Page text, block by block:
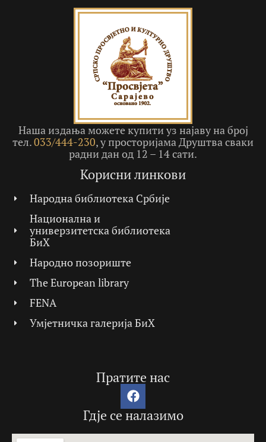
Наша издања можете купити уз најаву на број
тел.033/444-230, у просторијама Друштва сваки
радни дан од 12 – 14 сати.
Корисни линкови
Народна библиотека Србије
Национална и
универзитетска библиотека
БиХ
Народно позориште
The European library
FENA
Умјетничка галерија БиХ
Пратите нас
Гдје се налазимо